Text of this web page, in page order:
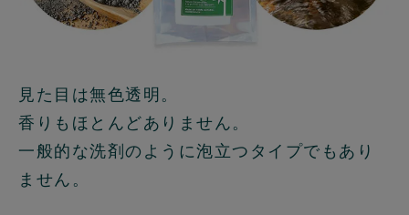
見た目は無色透明。
香りもほとんどありません。
一般的な洗剤のように泡立つタイプでもあり
ません。